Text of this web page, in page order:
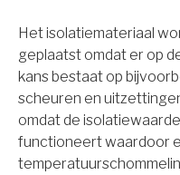
Het isolatiemateriaal
geplaatst omdat er op
kans bestaat op
scheuren en
omdat de
functioneert waardoor